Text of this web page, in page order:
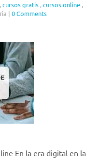
,cursos gratis ,cursos online ,
| 0 Comments
En la era digital en la